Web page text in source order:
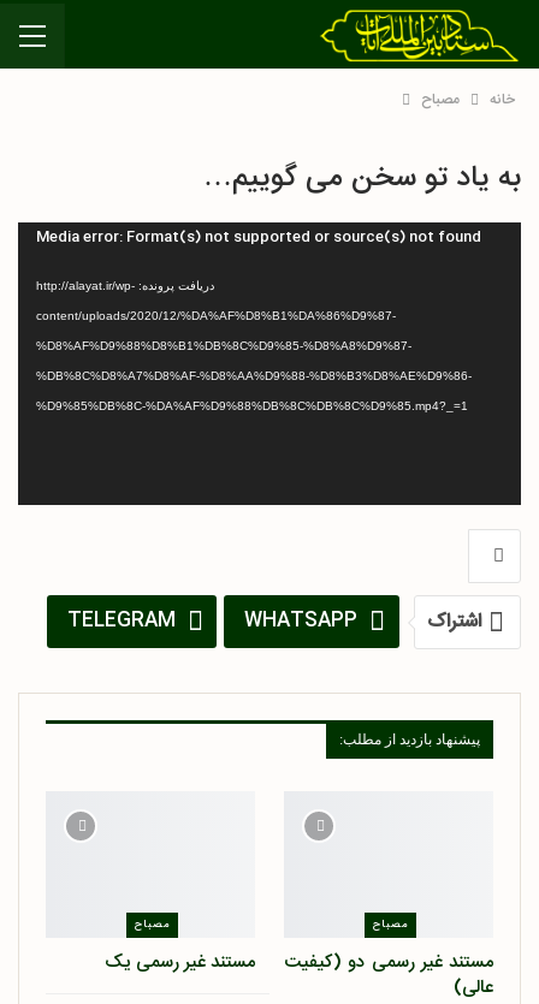
خانه مصباح
به یاد تو سخن می گوییم…
نمایشگرMedia error: Format(s) not supported or source(s) not found
دریافت پرونده: http://alayat.ir/wp-
content/uploads/2020/12/%DA%AF%D8%B1%DA%86%D9%87-
%D8%AF%D9%88%D8%B1%DB%8C%D9%85-%D8%A8%D9%87-
%DB%8C%D8%A7%D8%AF-%D8%AA%D9%88-%D8%B3%D8%AE%D9%86-
%D9%85%DB%8C-%DA%AF%D9%88%DB%8C%DB%8C%D9%85.mp4?_=1
اشتراک WHATSAPP
TELEGRAM
پیشنهاد بازدید از مطلب:
مصباح
مستند غیر رسمی دو (کیفیت
عالی)
مصباح
مستند غیر رسمی یک